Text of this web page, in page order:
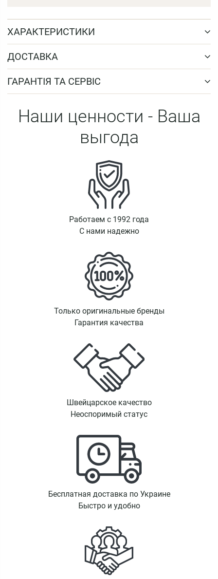
ХАРАКТЕРИСТИКИ
ДОСТАВКА
ГАРАНТІЯ ТА СЕРВІС
Наши ценности - Ваша
выгода
Работаем с 1992 года
С нами надежно
Только оригинальные бренды
Гарантия качества
Швейцарское качество
Неоспоримый статус
Бесплатная доставка по Украине
Быстро и удобно